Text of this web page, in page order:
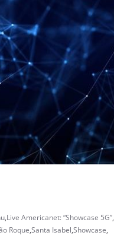
,Live Americanet: “Showcase 5G”,
Roque,Santa Isabel,Showcase,